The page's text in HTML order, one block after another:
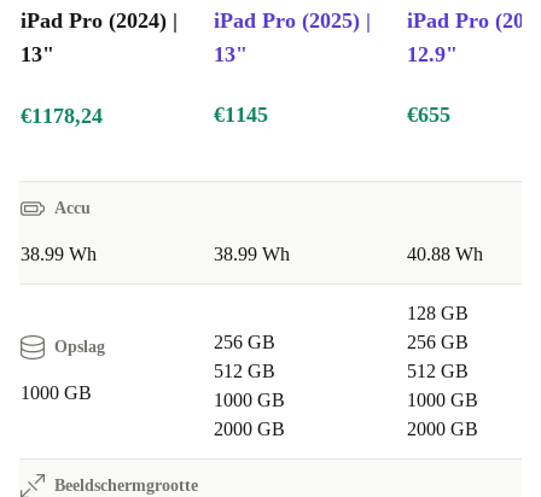
iPad Pro (2024) |
13"
iPad Pro (2025) |
13"
iPad Pro
12.9"
€1178,24 €1145 €655
Accu
38.99 Wh 38.99 Wh 40.88 Wh
Opslag
1000 GB
256 GB
512 GB
1000 GB
2000 GB
128 GB
256 GB
512 GB
1000 GB
2000 GB
Beeldschermgrootte